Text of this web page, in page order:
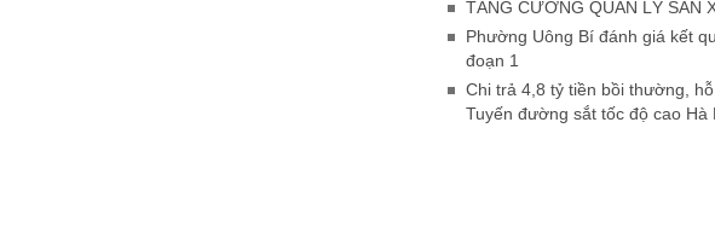
TĂNG CƯỜNG QUẢN LÝ SẢN
Phường Uông Bí đánh giá kết
đoạn 1
Chi trả 4,8 tỷ tiền bồi thường,
Tuyến đường sắt tốc độ cao Hà